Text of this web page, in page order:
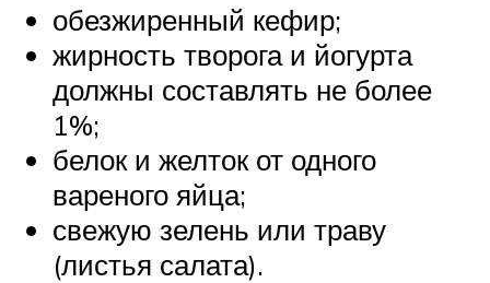
обезжиренный кефир;
жирность творога и йогурта
должны составлять не более
1%;
белок и желток от одного
вареного яйца;
свежую зелень или траву
(листья салата).